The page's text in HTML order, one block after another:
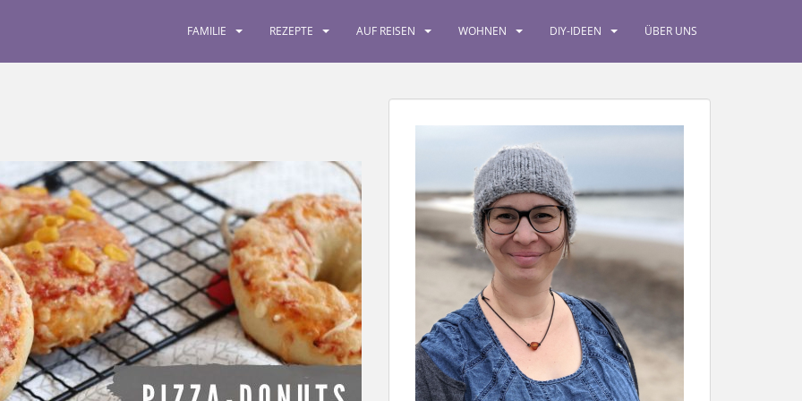
FAMILIE REZEPTE AUF REISEN WOHNEN DIY-IDEEN ÜBER UNS